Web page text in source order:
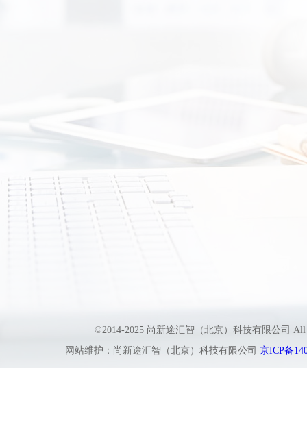
©2014-2025 尚新途汇智（北京）科技有限公司
网站维护：尚新途汇智（北京）科技有限公司 京ICP备